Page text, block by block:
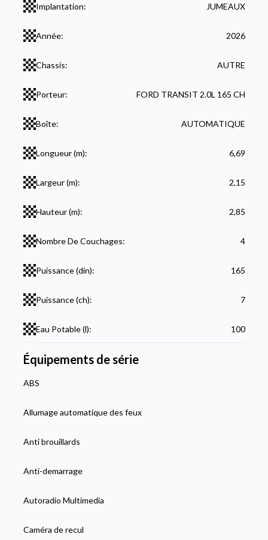
Implantation: JUMEAUX
Année: 2026
Chassis: AUTRE
Porteur: FORD TRANSIT 2.0L 165 CH
Boîte: AUTOMATIQUE
Longueur (m): 6,69
Largeur (m): 2,15
Hauteur (m): 2,85
Nombre De Couchages: 4
Puissance (din): 165
Puissance (ch): 7
Eau Potable (l): 100
Équipements de série
ABS
Allumage automatique des feux
Anti brouillards
Anti-demarrage
Autoradio Multimedia
Caméra de recul